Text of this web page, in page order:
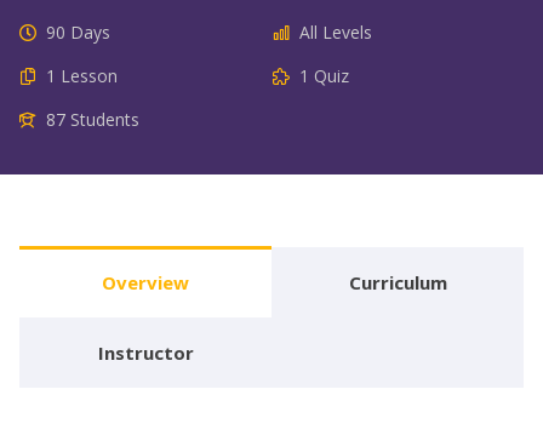
90 Days
All Levels
1 Lesson
1 Quiz
87 Students
Overview Curriculum
Instructor